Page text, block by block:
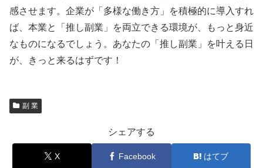
感させます。企業が「多様な働き方」を積極的に導入すれ
ば、本業と「推し副業」を両立できる環境が、もっと身近
なものになるでしょう。あなたの「推し副業」を叶える日
が、きっと来るはずです！
副 業
シェアする
X Facebook はてブ